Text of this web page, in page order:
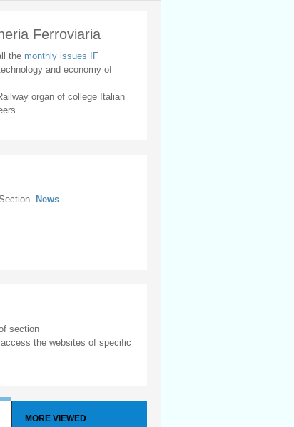
Ferroviaria
the monthly issues IF
and economy of
organ of college Italian
News
section
the websites of specific
MORE VIEWED